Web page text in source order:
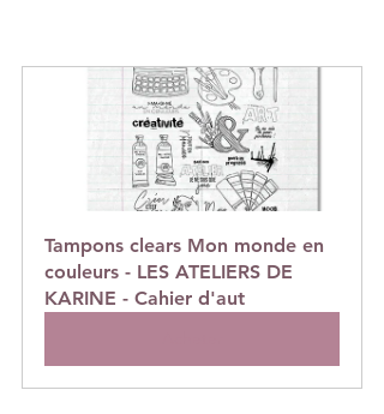
Tampons clears Mon monde en
couleurs - LES ATELIERS DE
KARINE - Cahier d'aut